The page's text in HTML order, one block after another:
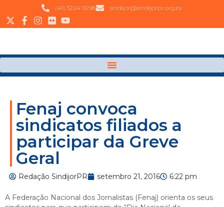
(41) 3224 9296 sindijor@sindijorpr.org.br
Fenaj convoca
sindicatos filiados a
participar da Greve
Geral
Redação SindijorPR setembro 21, 2016 6:22 pm
A Federação Nacional dos Jornalistas (Fenaj) orienta os seus